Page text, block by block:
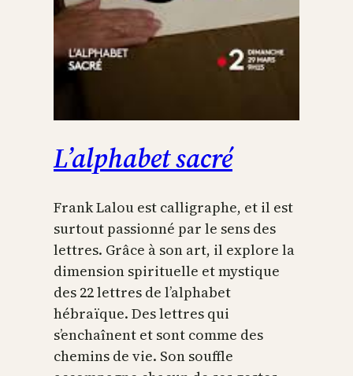
L’alphabet sacré
Frank Lalou est calligraphe, et il est
surtout passionné par le sens des
lettres. Grâce à son art, il explore la
dimension spirituelle et mystique
des 22 lettres de l’alphabet
hébraïque. Des lettres qui
s’enchaînent et sont comme des
chemins de vie. Son souffle